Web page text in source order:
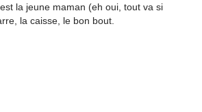
la jeune maman (eh oui, tout va si
la caisse, le bon bout.